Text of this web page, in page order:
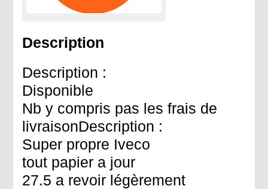
Description
Description :
Disponible
Nb y compris pas les frais de
livraisonDescription :
Super propre Iveco
tout papier a jour
27.5 a revoir légèrement